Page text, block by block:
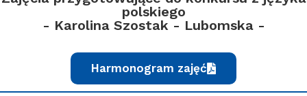
polskiego
- Karolina Szostak - Lubomska -
Harmonogram zajęć